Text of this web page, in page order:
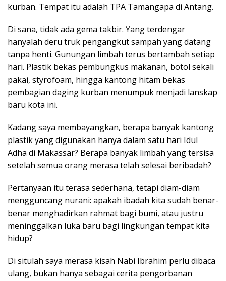
kurban. Tempat itu adalah TPA Tamangapa di Antang.
Di sana, tidak ada gema takbir. Yang terdengar
hanyalah deru truk pengangkut sampah yang datang
tanpa henti. Gunungan limbah terus bertambah setiap
hari. Plastik bekas pembungkus makanan, botol sekali
pakai, styrofoam, hingga kantong hitam bekas
pembagian daging kurban menumpuk menjadi lanskap
baru kota ini.
Kadang saya membayangkan, berapa banyak kantong
plastik yang digunakan hanya dalam satu hari Idul
Adha di Makassar? Berapa banyak limbah yang tersisa
setelah semua orang merasa telah selesai beribadah?
Pertanyaan itu terasa sederhana, tetapi diam-diam
mengguncang nurani: apakah ibadah kita sudah benar-
benar menghadirkan rahmat bagi bumi, atau justru
meninggalkan luka baru bagi lingkungan tempat kita
hidup?
Di situlah saya merasa kisah Nabi Ibrahim perlu dibaca
ulang, bukan hanya sebagai cerita pengorbanan